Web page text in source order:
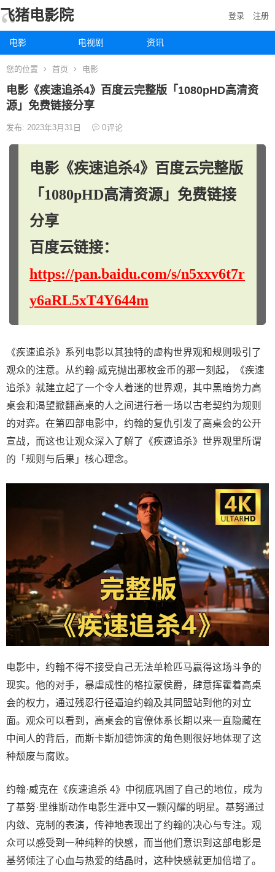
飞猪电影院
电影 电视剧 资讯
登录 注册
您的位置 首页 电影
电影《疾速追杀4》百度云完整版「1080pHD高清资
源」免费链接分享
发布: 2023年3月31日 0评论
电影《疾速追杀4》百度云完整版
「1080pHD高清资源」免费链接
分享
百度云链接：
https://pan.baidu.com/s/n5xxv6t7r
y6aRL5xT4Y644m
《疾速追杀》系列电影以其独特的虚构世界观和规则吸引了
观众的注意。从约翰·威克抛出那枚金币的那一刻起，《疾速
追杀》就建立起了一个令人着迷的世界观，其中黑暗势力高
桌会和渴望掀翻高桌的人之间进行着一场以古老契约为规则
的对弈。在第四部电影中，约翰的复仇引发了高桌会的公开
宣战，而这也让观众深入了解了《疾速追杀》世界观里所谓
的「规则与后果」核心理念。
电影中，约翰不得不接受自己无法单枪匹马赢得这场斗争的
现实。他的对手，暴虐成性的格拉蒙侯爵，肆意挥霍着高桌
会的权力，通过残忍行径逼迫约翰及其同盟站到他的对立
面。观众可以看到，高桌会的官僚体系长期以来一直隐藏在
中间人的背后，而斯卡斯加德饰演的角色则很好地体现了这
种颓废与腐败。
约翰·威克在《疾速追杀 4》中彻底巩固了自己的地位，成为
了基努·里维斯动作电影生涯中又一颗闪耀的明星。基努通过
内敛、克制的表演，传神地表现出了约翰的决心与专注。观
众可以感受到一种纯粹的快感，而当他们意识到这部电影是
基努倾注了心血与热爱的结晶时，这种快感就更加倍增了。